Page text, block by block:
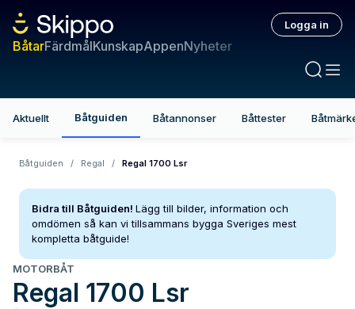
BåtarFärdmålKunskapAppenNyheter
Logga in
Aktuellt Båtguiden Båtannonser Båttester
Båtguiden / Regal / Regal 1700 Lsr
Bidra till Båtguiden! Lägg till bilder, information och
omdömen så kan vi tillsammans bygga Sveriges mest
kompletta båtguide!
MOTORBÅT
Regal 1700 Lsr